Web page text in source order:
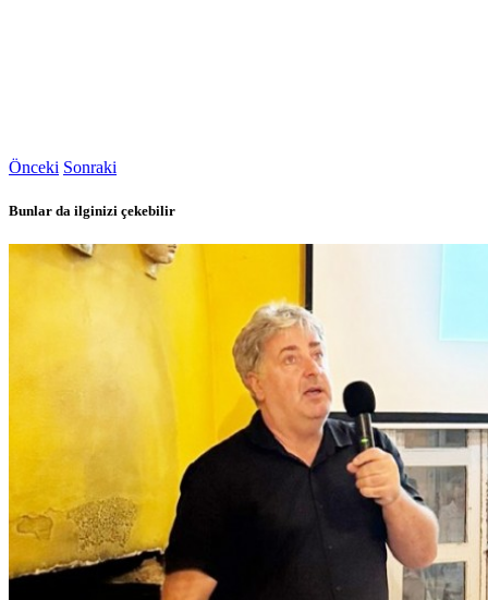
Önceki Sonraki
Bunlar da ilginizi çekebilir